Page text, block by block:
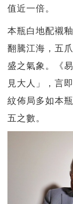
值近一倍。
本瓶白地配襯
翻騰江海，五
盛之氣象。《
見大人」，言
紋佈局多如本
五之數。